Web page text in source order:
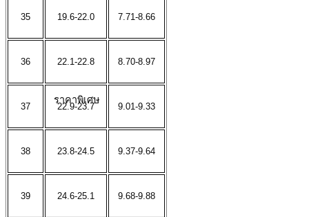
ราคาพิเศษ
35 19.6-22.0 7.71-8.66
36 22.1-22.8 8.70-8.97
37 22.9-23.7 9.01-9.33
38 23.8-24.5 9.37-9.64
39 24.6-25.1 9.68-9.88